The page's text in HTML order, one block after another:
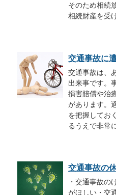
そのため相続
相続財産を受
交通事故に
交通事故は、
出来事です。
損害賠償や治
があります。
を把握してお
るうえで非常
交通事故の
・交通事故の
がほしい・交